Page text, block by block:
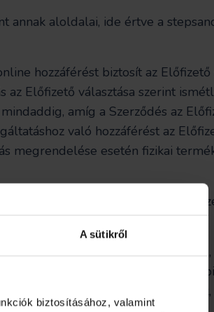
A sütikről
biztosításához, valamint
annak aloldalai, ide értve a
hozzáférést biztosít az Előfizető
az Előfizető választása szerint
amíg a Szerződés az
való hozzáférést az
megrendelése esetén fizikai
Természetes személy
olyan digitális sajtóanyag,
eltérhetnek a valóságostól,
nem minősülnek